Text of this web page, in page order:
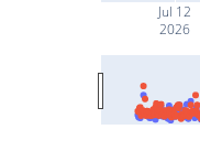
Jul 12
2026